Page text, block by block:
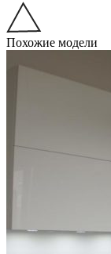
Похожие модели